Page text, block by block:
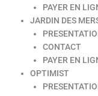
PAYER EN
JARDIN DES
CONTACT
PAYER EN
OPTIMIST